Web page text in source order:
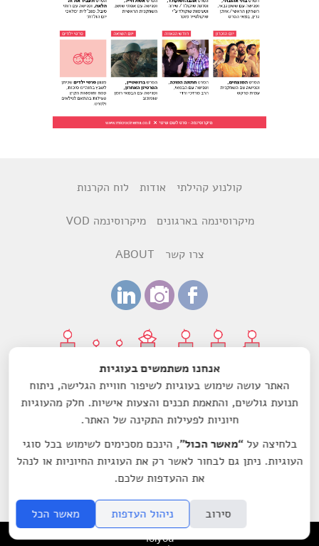
קולנוע קהילתי אודות לוח הקרנות
מיקרוסינמה בארגונים מיקרוסינמה VOD
צרו קשר ABOUT
עיצוב: רותם ביקסנשפנר ודנה הדר
עמותת מיקרוסינמה-סרט לשם שינוי הנה עמותה רשומה מס'
לפי סעיף 46 לפקודת מס הכנסה.
folyou
אנחנו משתמשים בעוגיות
האתר עושה שימוש בעוגיות לשיפור חוויית הגלישה, ניתוח
תנועת גולשים, והתאמת תכנים והצעות אישיות. חלק מהעוגיות
חיוניות לפעילות התקינה של האתר.
בלחיצה על“מאשר הכול”, הינכם מסכימים לשימוש בכל סוגי
העוגיות. ניתן גם לבחור לאשר רק את העוגיות החיוניות או לנהל
את ההעדפות שלכם.
סירוב ניהול העדפות מאשר הכל